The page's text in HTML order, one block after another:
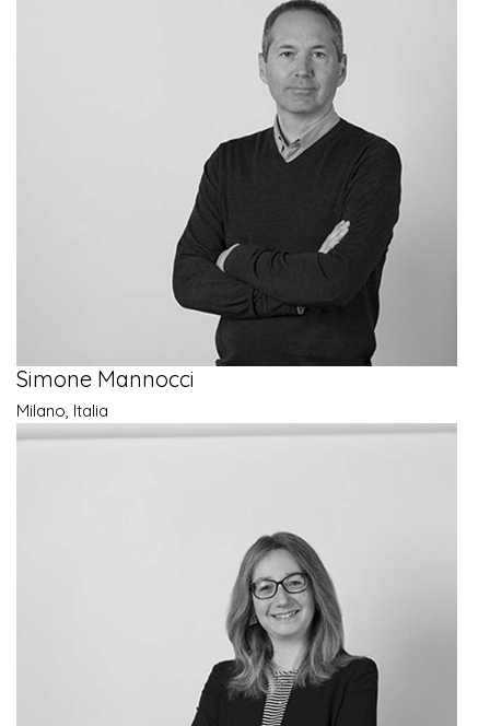
Simone Mannocci
Milano, Italia